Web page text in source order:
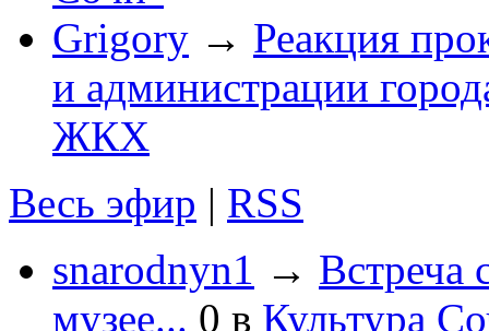
Grigory → Реакция
и администрации
ЖКХ
Весь эфир | RSS
snarodnyn1 → Встреча
музее... 0 в Культура